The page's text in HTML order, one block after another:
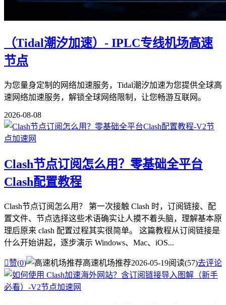
（Tidal潮汐加速）- IPLC专线机场高速
节点
为您量身定制的网络加速服务，Tidal潮汐加速为您提供全球高
速网络加速服务，解锁全球网络限制，让您畅游互联网。
2026-08-08
Clash节点订阅怎么用？零基础全平台
Clash配置教程
Clash节点订阅怎么用？ 第一次接触 Clash 时，订阅链接、配
置文件、节点选择这些术语确实让人摸不着头脑，理解基本原
理后原来 clash 配置过程其实很简单。 这篇教程从订阅链接是
什么开始讲起，逐步演示 Windows、Mac、iOS...
赞(0) 高速机场推荐2026-05-19阅读(57)去评论